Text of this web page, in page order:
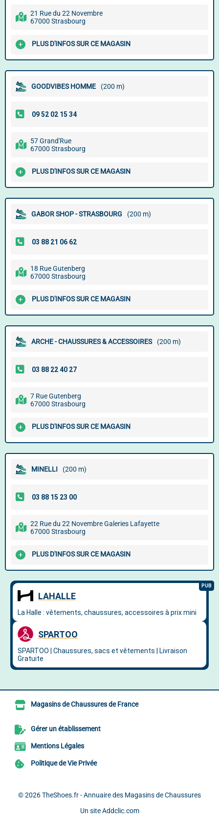
21 Rue du 22 Novembre
67000 Strasbourg
PLUS D'INFOS SUR CE MAGASIN
GOODVIBES HOMME (200 m)
57 Grand'Rue
67000 Strasbourg
PLUS D'INFOS SUR CE MAGASIN
GABOR SHOP - STRASBOURG (200 m)
18 Rue Gutenberg
67000 Strasbourg
PLUS D'INFOS SUR CE MAGASIN
ARCHE - CHAUSSURES & ACCESSOIRES (200 m)
7 Rue Gutenberg
67000 Strasbourg
PLUS D'INFOS SUR CE MAGASIN
MINELLI (200 m)
22 Rue du 22 Novembre Galeries Lafayette
67000 Strasbourg
PLUS D'INFOS SUR CE MAGASIN
Magasins de Chaussures de France
Gérer un établissement
Mentions Légales
Politique de Vie Privée
© 2026TheShoes.fr - Annuaire des Magasins de Chaussures
Un site Addclic.com